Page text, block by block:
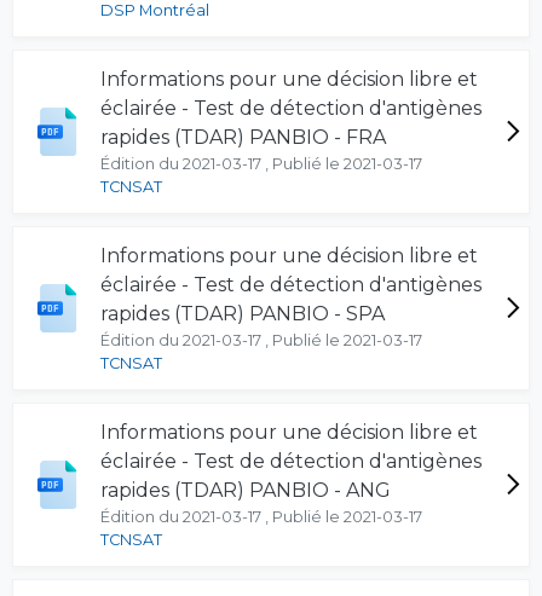
DSP Montréal
Informations pour une décision libre et
éclairée - Test de détection d'antigènes
rapides (TDAR) PANBIO - FRA
Édition du 2021-03-17 , Publié le 2021-03-17
TCNSAT
Informations pour une décision libre et
éclairée - Test de détection d'antigènes
rapides (TDAR) PANBIO - SPA
Édition du 2021-03-17 , Publié le 2021-03-17
TCNSAT
Informations pour une décision libre et
éclairée - Test de détection d'antigènes
rapides (TDAR) PANBIO - ANG
Édition du 2021-03-17 , Publié le 2021-03-17
TCNSAT